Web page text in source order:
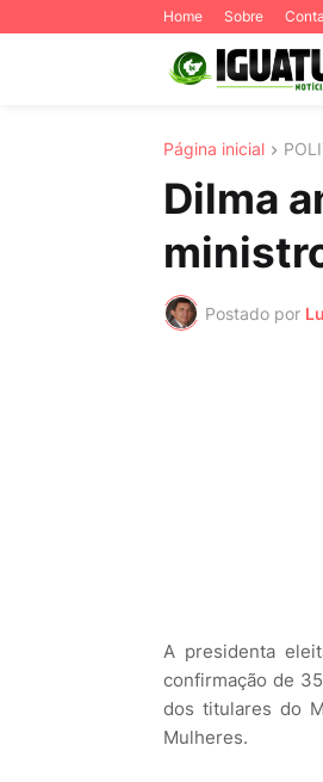
Home Sobre
Página inicial
Dilma
Postado por
A presidenta
confirmação de
dos titulares do
Mulheres.